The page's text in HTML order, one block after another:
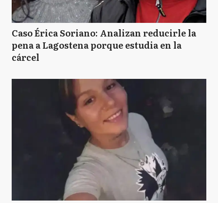
Caso Érica Soriano: Analizan reducirle la
pena a Lagostena porque estudia en la
cárcel